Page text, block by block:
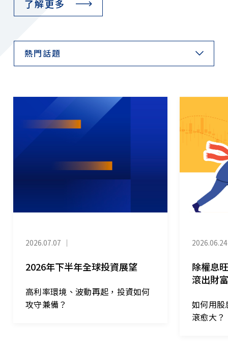
了解更多
熱門話題
2026.07.07 ｜
2026年下半年全球投資展望
高利率環境、波動再起，投資如何
攻守兼備？
2026.06.24
除權息
滾出財
如何用股
滾愈大？